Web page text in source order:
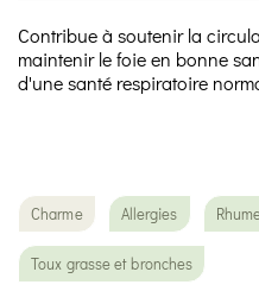
Contribue à soutenir la
maintenir le foie en bonne
d'une santé respiratoire
Charme Allergies
Toux grasse et bronches